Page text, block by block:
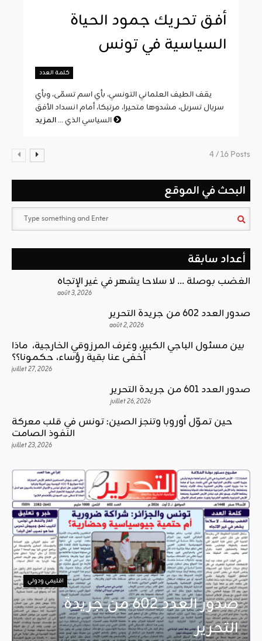
أفق تحريك جمود الحياة
السياسية في تونس
كلمة العدد
يقف الطيف العلماني التونسي، بأي اسم تسمّى، وبأي
سربال تسربل، مشدوها متحيرا، مرتبكا، أمام انسداد الأفق
السياسي الذي ...
4 / 16 Posts
البحث في الموقع
أعداد سابقة
الغضب بوصلة … لا سلاحا يشهر في غير الإتجاه
août 3, 2026
صدور العدد 602 من جريدة التحرير
août 2, 2026
بين مسئول الباجي الكبير، وغرف المرزوقي الخارجية، ماذا
أخفى عنا بقية رؤساء، حكمونا؟؟
juillet 27, 2026
صدور العدد 601 من جريدة التحرير
juillet 26, 2026
حين تموّل أوروبا وتنجز الصين: تونس في قلب معركة
النفوذ الصامت
juillet 23, 2026
اقليمي ودولي
صدور العدد 602 من جريدة
التحرير